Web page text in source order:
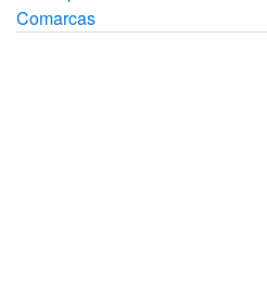
Comarcas